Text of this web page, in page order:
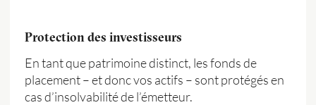
Protection des investisseurs
En tant que patrimoine distinct, les fonds de
placement – et donc vos actifs – sont protégés en
cas d’insolvabilité de l’émetteur.